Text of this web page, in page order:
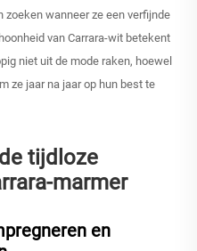
wanneer ze een verfijnde
van Carrara-wit betekent
niet uit de mode raken, hoewel
ze jaar na jaar op hun best te
tijdloze
marmer
en